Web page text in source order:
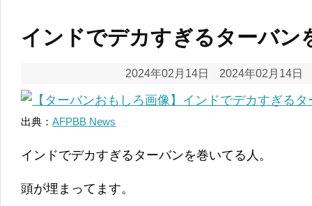
インドでデカすぎるターバン
2024年02月14日 2024年02月14日
出典： AFPBB News
インドでデカすぎるターバンを巻いてる人。
頭が埋まってます。